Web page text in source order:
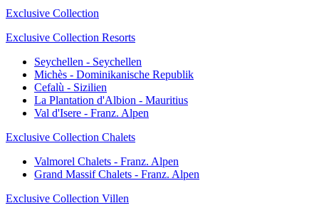
Exclusive Collection
Exclusive Collection Resorts
Seychellen - Seychellen
Michès - Dominikanische Republik
Cefalù - Sizilien
La Plantation d'Albion - Mauritius
Val d'Isere - Franz. Alpen
Exclusive Collection Chalets
Valmorel Chalets - Franz. Alpen
Grand Massif Chalets - Franz. Alpen
Exclusive Collection Villen